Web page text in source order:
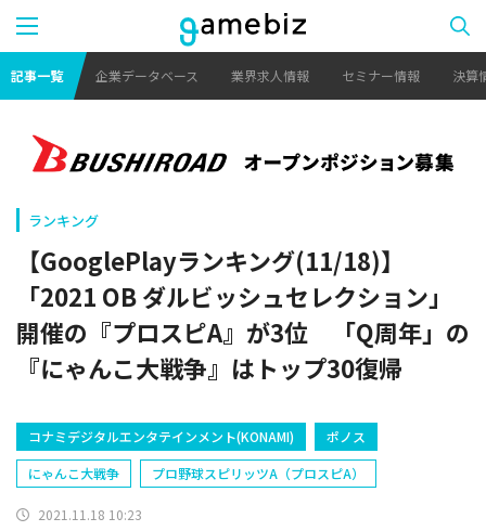
記事一覧 企業データベース 業界求人情報 セミナー情報 決算
ランキング
【GooglePlayランキング(11/18)】
「2021 OB ダルビッシュセレクション」
開催の『プロスピA』が3位 「Q周年」の
『にゃんこ大戦争』はトップ30復帰
コナミデジタルエンタテインメント(KONAMI)
ポノス
にゃんこ大戦争
プロ野球スピリッツA（プロスピA）
2021.11.18 10:23